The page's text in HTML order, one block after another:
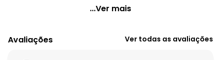
Quintess - Conjunto Listrado Azul Poliéster com Viscose
Modelagem: Solta
Modelo: Alfaiataria
...Ver mais
Avaliações Ver todas as avaliações